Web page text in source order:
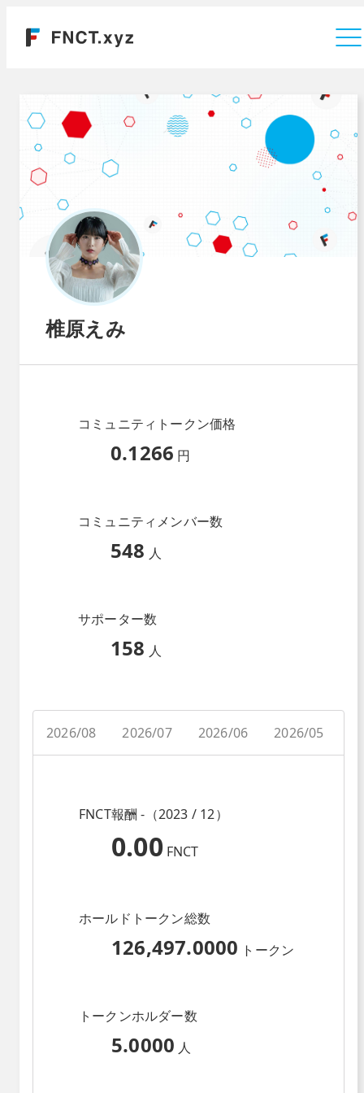
椎原えみ
コミュニティトークン価格
0.1266 円
コミュニティメンバー数
548 人
サポーター数
158 人
2026/08 2026/07 2026/06 2026/05
FNCT報酬 -（2023 / 12）
0.00 FNCT
ホールドトークン総数
126,497.0000 トークン
トークンホルダー数
5.0000 人